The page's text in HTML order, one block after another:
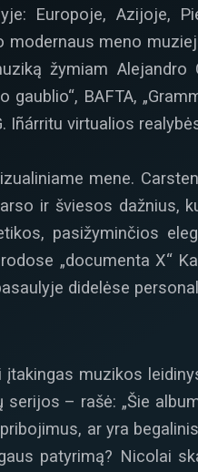
Europoje, Azijoje,
meno
žymiam Alejandro
gaublio“, BAFTA,
virtualios
mene.
ir šviesos dažnius,
pasižyminčios
„documenta X“
didelėse
muzikos
– rašė: „Šie
ar yra
patyrimą? Nicolai